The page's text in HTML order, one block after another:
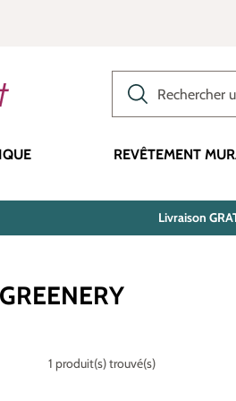
REVÊTEMENT
Livraison
1 produit(s) trouvé(s)